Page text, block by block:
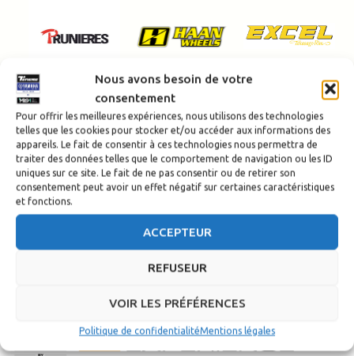
Nous avons besoin de votre
consentement
Pour offrir les meilleures expériences, nous utilisons des technologies
telles que les cookies pour stocker et/ou accéder aux informations des
appareils. Le fait de consentir à ces technologies nous permettra de
traiter des données telles que le comportement de navigation ou les ID
uniques sur ce site. Le fait de ne pas consentir ou de retirer son
consentement peut avoir un effet négatif sur certaines caractéristiques
et fonctions.
ACCEPTEUR
REFUSEUR
VOIR LES PRÉFÉRENCES
Politique de confidentialitéMentions légales
Inscrivez vous à notre newsletter